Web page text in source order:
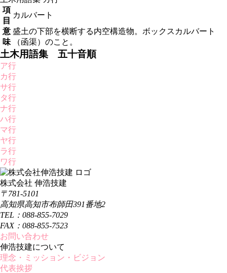
項
目
カルバート
意
味
盛土の下部を横断する内空構造物。ボックスカルバート
（函渠）のこと。
土木用語集 五十音順
ア行
カ行
サ行
タ行
ナ行
ハ行
マ行
ヤ行
ラ行
ワ行
株式会社 伸浩技建
〒781-5101
高知県高知市布師田391番地2
TEL：088-855-7029
FAX：088-855-7523
お問い合わせ
伸浩技建について
理念・ミッション・ビジョン
代表挨拶